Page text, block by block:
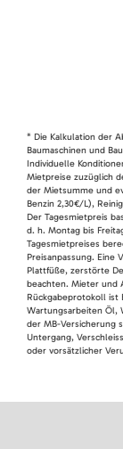
* Die Kalkulation der
Baumaschinen und
Individuelle
Mietpreise zuzüglich
der Mietsumme und
Benzin 2,30€/L),
Der Tagesmietpreis
d. h. Montag bis
Tagesmietpreises
Preisanpassung.
Plattfüße, zerstörte
beachten. Mieter und
Rückgabeprotokoll ist
Wartungsarbeiten Öl,
der MB-Versicherung
Untergang,
oder vorsätzlicher